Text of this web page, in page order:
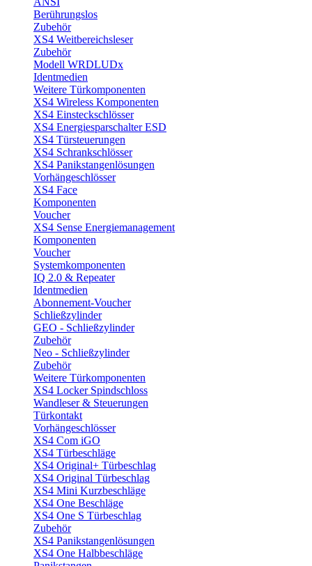
Berührungslos
Zubehör
XS4 Weitbereichsleser
Zubehör
Modell WRDLUDx
Identmedien
Weitere Türkomponenten
XS4 Wireless Komponenten
XS4 Einsteckschlösser
XS4 Energiesparschalter ESD
XS4 Türsteuerungen
XS4 Schrankschlösser
XS4 Panikstangenlösungen
Vorhängeschlösser
XS4 Face
Komponenten
Voucher
XS4 Sense Energiemanagement
Komponenten
Voucher
Systemkomponenten
IQ 2.0 & Repeater
Identmedien
Abonnement-Voucher
Schließzylinder
GEO - Schließzylinder
Zubehör
Neo - Schließzylinder
Zubehör
Weitere Türkomponenten
XS4 Locker Spindschloss
Wandleser & Steuerungen
Türkontakt
Vorhängeschlösser
XS4 Com iGO
XS4 Türbeschläge
XS4 Original+ Türbeschlag
XS4 Original Türbeschlag
XS4 Mini Kurzbeschläge
XS4 One Beschläge
XS4 One S Türbeschlag
Zubehör
XS4 Panikstangenlösungen
XS4 One Halbbeschläge